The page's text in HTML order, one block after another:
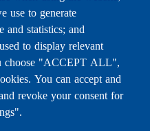
use to generate
and statistics; and
to display relevant
choose "ACCEPT ALL",
You can accept and
revoke your consent for